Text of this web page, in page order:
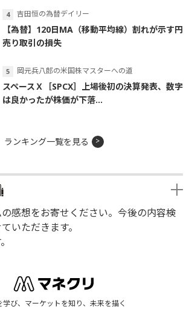
吉田恒の為替デイリー
【為替】120日MA（移動平均線）割れが示す円
売り取引の損失
岡元兵八郎の米国株マスターへの道
スペースＸ［SPCX］上場後初の決算発表、数字
は良かったが株価が下落...
ランキング一覧を見る
感想をお寄せください。今後の内容検
いただきます。
学び、マーケットを知り、未来を描く